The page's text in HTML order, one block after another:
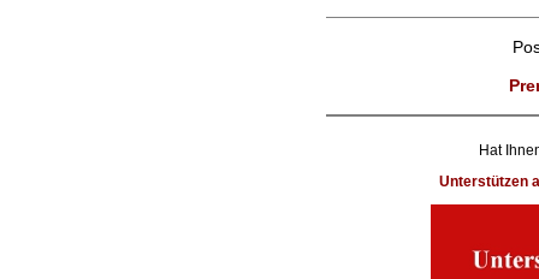
Hat
Unterstützen